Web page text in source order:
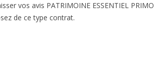
vos avis PATRIMOINE ESSENTIEL
de ce type contrat.